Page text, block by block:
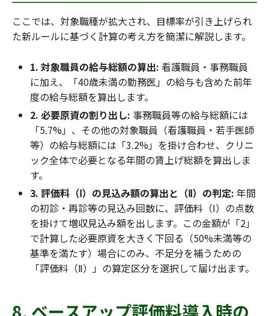
ここでは、対象職種が拡大され、目標率が引き上げられ
た新ルールに基づく計算の考え方を簡潔に解説します。
1. 対象職員の給与総額の算出: 看護職員・事務職員
に加え、「40歳未満の勤務医」の給与も含めた前年
度の給与総額を算出します。
2. 必要原資の割り出し: 事務職員等の給与総額には
「5.7%」、その他の対象職員（看護職員・若手医師
等）の給与総額には「3.2%」を掛け合わせ、クリニ
ック全体で必要となる年間の賃上げ総額を算出しま
す。
3. 評価料（Ⅰ）の見込み額の算出と（Ⅱ）の判定: 年間
の初診・再診等の見込み回数に、評価料（Ⅰ）の点数
を掛けて増収見込み額を出します。この金額が「2」
で計算した必要原資を大きく下回る（50%未満等の
基準を満たす）場合にのみ、不足分を補うための
「評価料（Ⅱ）」の算定区分を選択して届け出ます。